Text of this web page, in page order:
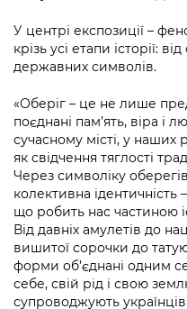
У центрі експозиції –
крізь усі етапи історії:
державних символів.
«Оберіг – це не лише
поєднані пам’ять, віра і
сучасному місті, у наших
як свідчення тяглості
Через символіку
колективна ідентичність
що робить нас частиною
Від давніх амулетів до
вишитої сорочки до
форми об’єднані одним
себе, свій рід і свою
супроводжують